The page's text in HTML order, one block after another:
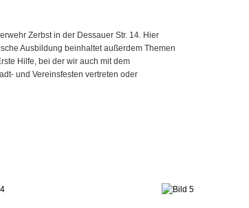
Zerbst in der Dessauer Str. 14. Hier
Ausbildung beinhaltet außerdem Themen
Hilfe, bei der wir auch mit dem
und Vereinsfesten vertreten oder